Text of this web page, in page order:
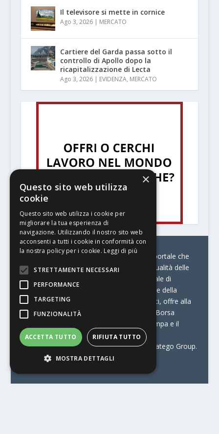
Il televisore si mette in cornice
Ago 3, 2026| MERCATO
Cartiere del Garda passa sotto il
controllo di Apollo dopo la
ricapitalizzazione di Lecta
Ago 3, 2026| EVIDENZA, MERCATO
© Stratego Group –stampamedia.net è il portale che
racconta le innovazioni tecnologiche e l’attualità delle
aziende di stampa e di converting. È il portale di
riferimento per chi opera in Italia nel settore della
comunicazione stampata. Oltre ai contenuti, offre alla
propria community diversi servizi come:
la Borsa
Lavoro, la Print Connection, i Big della Stampa e il
Centro Studi Printing.
Stampamedia.net è una delle testate di Stratego Group.
×
Questo sito web utilizza
cookie
Questo sito web utilizza i cookie per
migliorare la tua esperienza di
navigazione. Utilizzando il nostro sito web
acconsenti a tutti i cookie in conformità con
la nostra policy per i cookie. Leggi di più
STRETTAMENTE NECESSARI
PERFORMANCE
TARGETING
FUNZIONALITÀ
ACCETTA TUTTO RIFIUTA TUTTO
MOSTRA DETTAGLI